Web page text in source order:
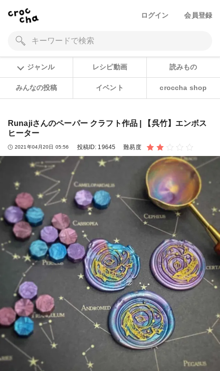
ログイン 会員登録
ジャンル レシピ動画 読みもの
みんなの投稿 イベント croccha shop
Runajiさんのペーパー クラフト作品 | 【呉竹】エンボス
ヒーター
2021年04月20日 05:56 投稿ID: 19645 難易度